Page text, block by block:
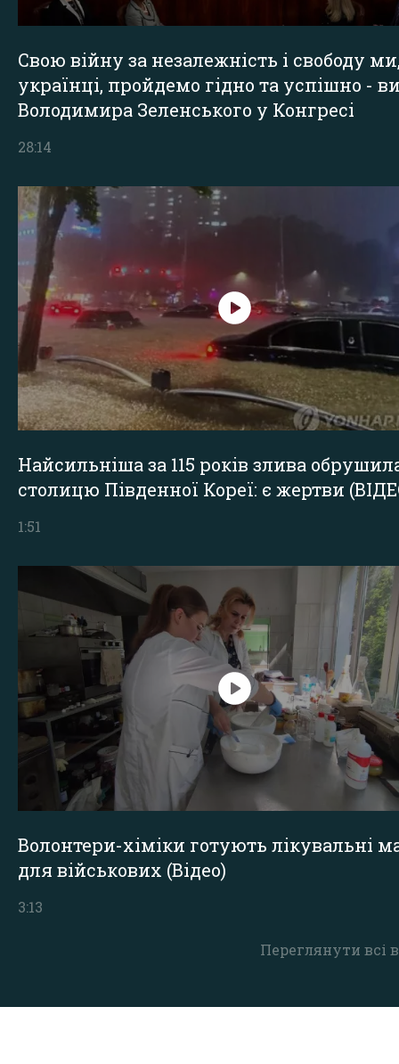
Переглянути всі
Свою війну за незалежність і свободу
українці, пройдемо гідно та успішно -
Володимира Зеленського у Конгресі
28:14
Найсильніша за 115 років злива
столицю Південної Кореї: є жертви
1:51
Волонтери-хіміки готують лікувальні
для військових (Відео)
3:13